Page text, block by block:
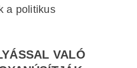
a politikus
VALÓ